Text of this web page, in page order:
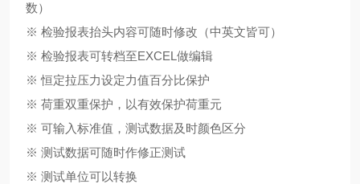
数）
※ 检验报表抬头内容可随时修改（中英文皆可）
※ 检验报表可转档至EXCEL做编辑
※ 恒定拉压力设定力值百分比保护
※ 荷重双重保护，以有效保护荷重元
※ 可输入标准值，测试数据及时颜色区分
※ 测试数据可随时作修正测试
※ 测试单位可以转换